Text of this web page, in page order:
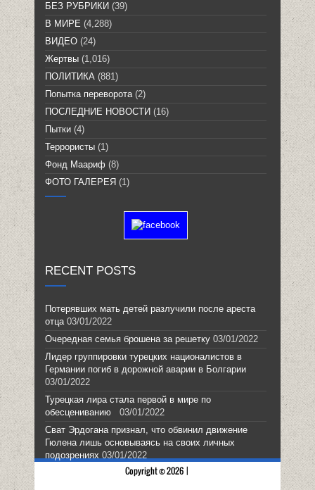
БЕЗ РУБРИКИ (39)
В МИРЕ (4,288)
ВИДЕО (24)
Жертвы (1,016)
ПОЛИТИКА (881)
Попытка переворота(2)
ПОСЛЕДНИЕ НОВОСТИ (16)
Пытки (4)
Террористы (1)
Фонд Маариф (8)
ФОТО ГАЛЕРЕЯ (1)
RECENT POSTS
Потерявших мать детей разлучили после ареста
отца 03/01/2022
Очередная семья брошена за решетку 03/01/2022
Лидер группировки турецких националистов в
Германии погиб в дорожной аварии в Болгарии
03/01/2022
Турецкая лира стала первой в мире по
обесцениванию
03/01/2022
Сват Эрдогана признал, что обвинил движение
Гюлена лишь основываясь на своих личных
подозрениях 03/01/2022
Copyright © 2026 |